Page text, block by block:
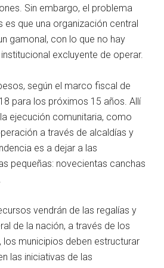
Sin embargo, el problema
es que una organización central
gamonal, con lo que no hay
excluyente de operar.
según el marco fiscal de
para los próximos 15 años. Allí
ejecución comunitaria, como
a través de alcaldías y
es a dejar a las
pequeñas: novecientas canchas
vendrán de las regalías y
de la nación, a través de los
los municipios deben estructurar
las iniciativas de las